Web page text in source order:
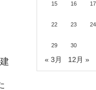
15 16 17
22 23 24
29 30
« 3月 12月 »